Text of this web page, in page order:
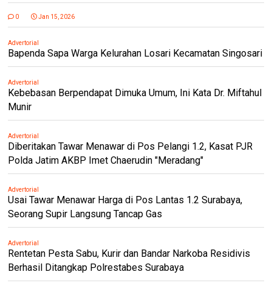
0 Jan 15, 2026
Advertorial
Bapenda Sapa Warga Kelurahan Losari Kecamatan Singosari
Advertorial
Kebebasan Berpendapat Dimuka Umum, Ini Kata Dr. Miftahul
Munir
Advertorial
Diberitakan Tawar Menawar di Pos Pelangi 1.2, Kasat PJR
Polda Jatim AKBP Imet Chaerudin "Meradang"
Advertorial
Usai Tawar Menawar Harga di Pos Lantas 1.2 Surabaya,
Seorang Supir Langsung Tancap Gas
Advertorial
Rentetan Pesta Sabu, Kurir dan Bandar Narkoba Residivis
Berhasil Ditangkap Polrestabes Surabaya